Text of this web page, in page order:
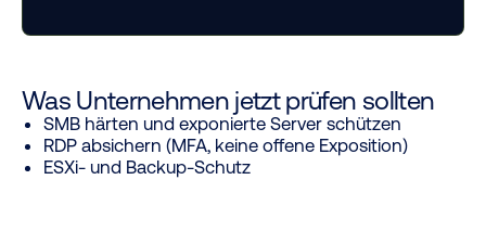
Was Unternehmen jetzt prüfen sollten
SMB härten und exponierte Server schützen
RDP absichern (MFA, keine offene Exposition)
ESXi- und Backup-Schutz